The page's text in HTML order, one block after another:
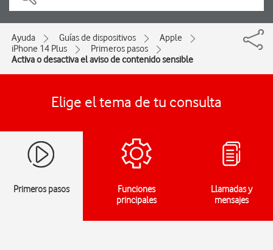
Ayuda Guías de dispositivos
Apple
iPhone 14 Plus
Primeros pasos
Activa o desactiva el aviso de contenido sensible
Elige el tema de tu consulta
Primeros pasos
Funciones
principales
Llamadas y
mensajes